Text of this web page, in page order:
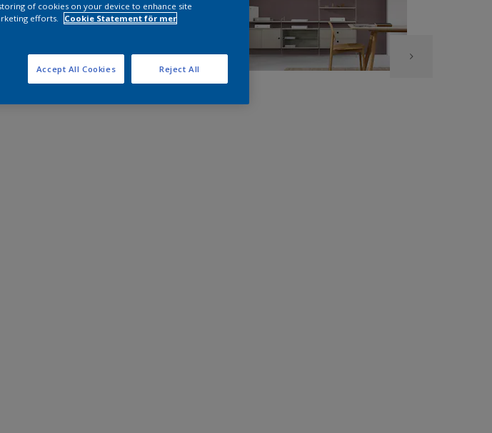
of cookies on your device to enhance site
efforts.
Cookie Statement för mer
Reject All
Accept All Cookies